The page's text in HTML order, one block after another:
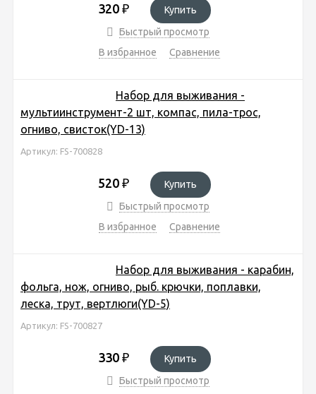
320 ₽
Купить
Быстрый просмотр
В избранное
Сравнение
Набор для выживания -
мультиинструмент-2 шт, компас, пила-трос,
огниво, свисток(YD-13)
Артикул: FS-700828
520 ₽
Купить
Быстрый просмотр
В избранное
Сравнение
Набор для выживания - карабин,
фольга, нож, огниво, рыб. крючки, поплавки,
леска, трут, вертлюги(YD-5)
Артикул: FS-700827
330 ₽
Купить
Быстрый просмотр